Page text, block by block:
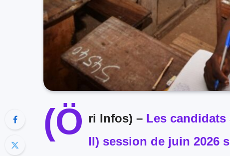
(Ö ri Infos) – Les candidats
II) session de juin 2026